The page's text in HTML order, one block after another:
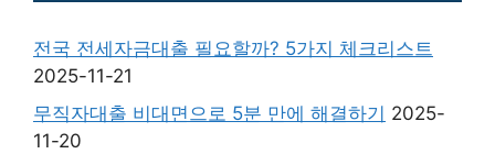
전국 전세자금대출 필요할까? 5가지 체크리스트
2025-11-21
무직자대출 비대면으로 5분 만에 해결하기 2025-
11-20